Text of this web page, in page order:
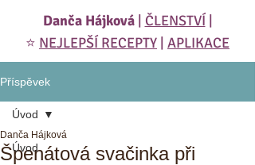
Danča Hájková| ČLENSTVÍ
⭐️ NEJLEPŠÍ RECEPTY APLIKACE
Příspěvek
Úvod
Úvod
Špenátová svačinka při
Danča Hájková